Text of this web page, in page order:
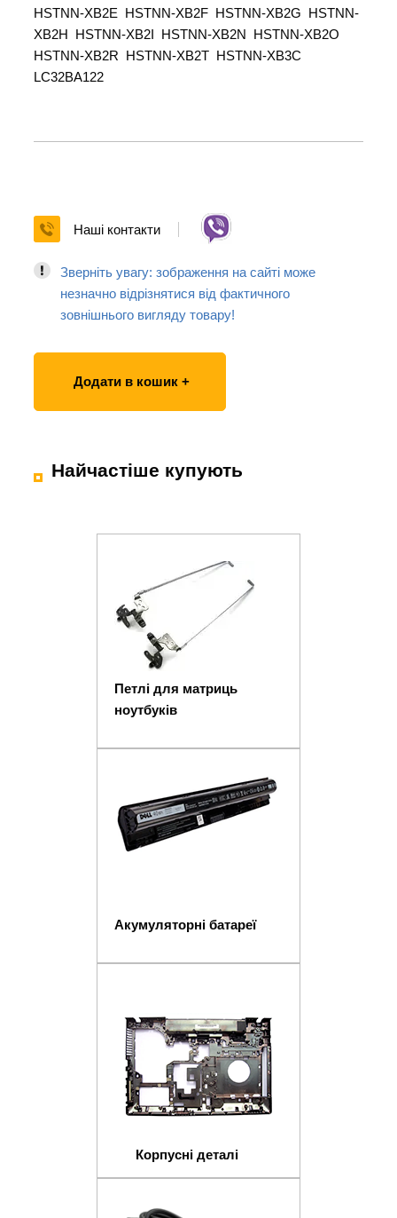
HSTNN-XB2E HSTNN-XB2F HSTNN-XB2G HSTNN-
XB2H HSTNN-XB2I HSTNN-XB2N HSTNN-XB2O
HSTNN-XB2R HSTNN-XB2T HSTNN-XB3C
LC32BA122
Наші контакти
Зверніть увагу: зображення на сайті може
незначно відрізнятися від фактичного
зовнішнього вигляду товару!
Додати в кошик +
Найчастіше купують
Петлі для матриць
ноутбуків
Акумуляторні батареї
Корпусні деталі